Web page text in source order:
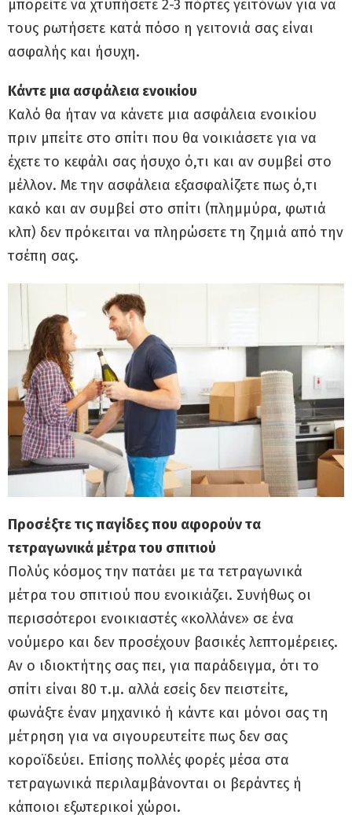
μπορείτε να χτυπήσετε 2-3 πόρτες γειτόνων για να
τους ρωτήσετε κατά πόσο η γειτονιά σας είναι
ασφαλής και ήσυχη.
Κάντε μια ασφάλεια ενοικίου
Καλό θα ήταν να κάνετε μια ασφάλεια ενοικίου
πριν μπείτε στο σπίτι που θα νοικιάσετε για να
έχετε το κεφάλι σας ήσυχο ό,τι και αν συμβεί στο
μέλλον. Με την ασφάλεια εξασφαλίζετε πως ό,τι
κακό και αν συμβεί στο σπίτι (πλημμύρα, φωτιά
κλπ) δεν πρόκειται να πληρώσετε τη ζημιά από την
τσέπη σας.
Προσέξτε τις παγίδες που αφορούν τα
τετραγωνικά μέτρα του σπιτιού
Πολύς κόσμος την πατάει με τα τετραγωνικά
μέτρα του σπιτιού που ενοικιάζει. Συνήθως οι
περισσότεροι ενοικιαστές «κολλάνε» σε ένα
νούμερο και δεν προσέχουν βασικές λεπτομέρειες.
Αν ο ιδιοκτήτης σας πει, για παράδειγμα, ότι το
σπίτι είναι 80 τ.μ. αλλά εσείς δεν πειστείτε,
φωνάξτε έναν μηχανικό ή κάντε και μόνοι σας τη
μέτρηση για να σιγουρευτείτε πως δεν σας
κοροϊδεύει. Επίσης πολλές φορές μέσα στα
τετραγωνικά περιλαμβάνονται οι βεράντες ή
κάποιοι εξωτερικοί χώροι.